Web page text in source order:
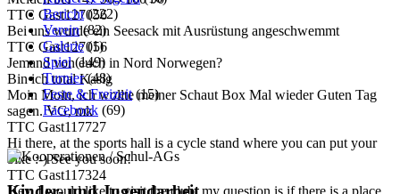
TTC Gast127056
Bei uns wurde ein Seesack mit Ausrüstung angeschwemmt
TTC Gast127056
Jemand von euch in Nord Norwegen?
Bin ich total Kasig
Moin Moin, ich wollte meiner Schaut Box Mal wieder Guten Tag
sagen. VG, mk
TTC Gast117727
Hi there, at the sports hall is a cycle stand where you can put your
bike :-) See you soon!
TTC Gast117324
Bericht(222)
Verein(82)
Galerie(1)
Spiel(149)
Turnier(48)
Feste & Freizeit(15)
Facebook (69)